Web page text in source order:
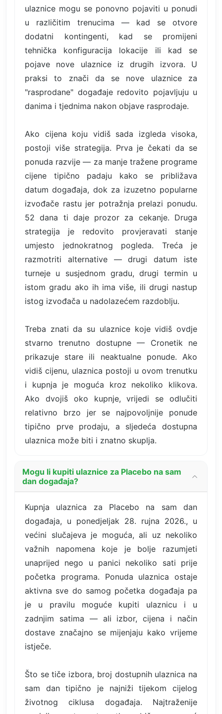
ulaznice mogu se ponovno pojaviti u ponudi
u različitim trenucima — kad se otvore
dodatni kontingenti, kad se promijeni
tehnička konfiguracija lokacije ili kad se
pojave nove ulaznice iz drugih izvora. U
praksi to znači da se nove ulaznice za
"rasprodane" događaje redovito pojavljuju u
danima i tjednima nakon objave rasprodaje.
Ako cijena koju vidiš sada izgleda visoka,
postoji više strategija. Prva je čekati da se
ponuda razvije — za manje tražene programe
cijene tipično padaju kako se približava
datum događaja, dok za izuzetno popularne
izvođače rastu jer potražnja prelazi ponudu.
52 dana ti daje prozor za cekanje. Druga
strategija je redovito provjeravati stanje
umjesto jednokratnog pogleda. Treća je
razmotriti alternative — drugi datum iste
turneje u susjednom gradu, drugi termin u
istom gradu ako ih ima više, ili drugi nastup
istog izvođača u nadolazećem razdoblju.
Treba znati da su ulaznice koje vidiš ovdje
stvarno trenutno dostupne — Cronetik ne
prikazuje stare ili neaktualne ponude. Ako
vidiš cijenu, ulaznica postoji u ovom trenutku
i kupnja je moguća kroz nekoliko klikova.
Ako dvojiš oko kupnje, vrijedi se odlučiti
relativno brzo jer se najpovoljnije ponude
tipično prve prodaju, a sljedeća dostupna
ulaznica može biti i znatno skuplja.
Mogu li kupiti ulaznice za Placebo na sam
dan događaja?
Kupnja ulaznica za Placebo na sam dan
događaja, u ponedjeljak 28. rujna 2026., u
većini slučajeva je moguća, ali uz nekoliko
važnih napomena koje je bolje razumjeti
unaprijed nego u panici nekoliko sati prije
početka programa. Ponuda ulaznica ostaje
aktivna sve do samog početka događaja pa
je u pravilu moguće kupiti ulaznicu i u
zadnjim satima — ali izbor, cijena i način
dostave značajno se mijenjaju kako vrijeme
istječe.
Što se tiče izbora, broj dostupnih ulaznica na
sam dan tipično je najniži tijekom cijelog
životnog ciklusa događaja. Najtraženije